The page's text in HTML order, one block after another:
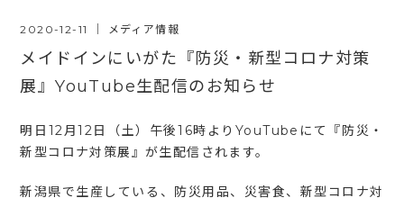
2020-12-11 メディア情報
メイドインにいがた『防災・新型コロナ対策
展』YouTube生配信のお知らせ
明日12月12日（土）午後16時よりYouTubeにて『防災・
新型コロナ対策展』が生配信されます。
新潟県で生産している、防災用品、災害食、新型コロナ対